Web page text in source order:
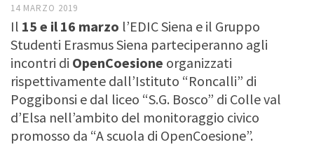
14 MARZO 2019
Il 15 e il 16 marzo l’EDIC Siena e il Gruppo
Studenti Erasmus Siena parteciperanno agli
incontri di OpenCoesione organizzati
rispettivamente dall’Istituto “Roncalli” di
Poggibonsi e dal liceo “S.G. Bosco” di Colle val
d’Elsa nell’ambito del monitoraggio civico
promosso da “A scuola di OpenCoesione”.